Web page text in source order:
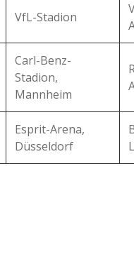
VfL-Stadion
Carl-Benz-
Stadion,
Mannheim
Esprit-Arena,
Düsseldorf